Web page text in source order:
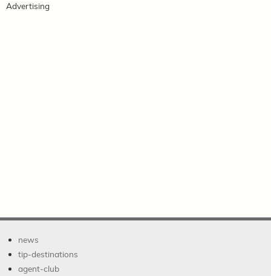
Advertising
news
tip-destinations
agent-club